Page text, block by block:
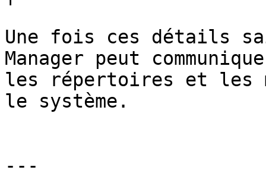
Une fois ces détails
Manager peut
les répertoires et les
le système.
---